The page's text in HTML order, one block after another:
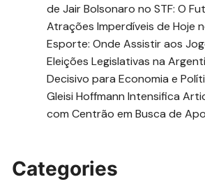
de Jair Bolsonaro no STF: O
Atrações Imperdíveis de Hoje
Esporte: Onde Assistir aos
Eleições Legislativas na
Decisivo para Economia e
Gleisi Hoffmann Intensifica
com Centrão em Busca de
Categories